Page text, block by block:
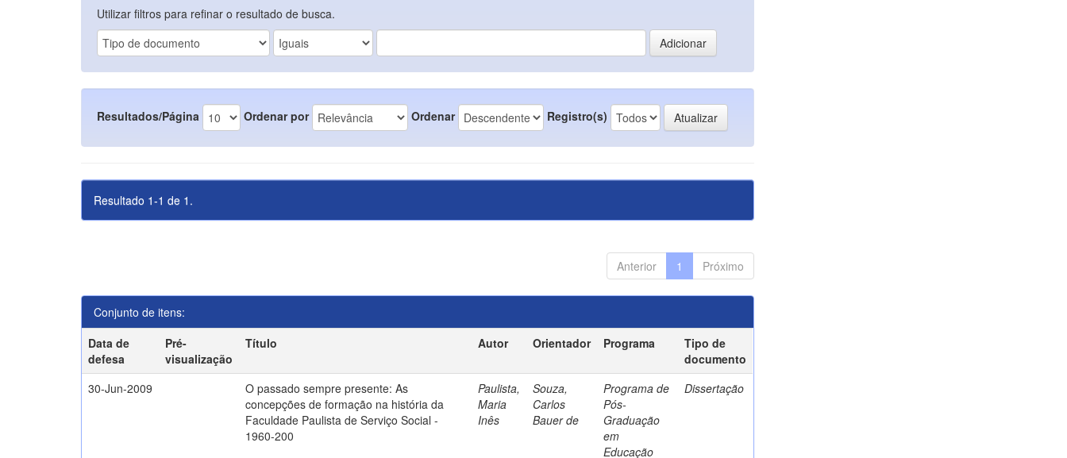
Utilizar filtros para refinar o resultado de busca.
Resultados/Página Ordenar por Ordenar Registro(s)
Resultado 1-1 de 1.
Anterior 1 Próximo
Conjunto de itens:
Data de
defesa
Pré-
visualização
Título Autor Orientador Programa
Tipo de
documento
30-Jun-2009
O passado sempre presente: As
concepções de formação na história da
Faculdade Paulista de Serviço Social -
1960-200
Paulista,
Maria
Inês
Souza,
Carlos
Bauer de
Programa de
Pós-
Graduação
em
Educação
Dissertação